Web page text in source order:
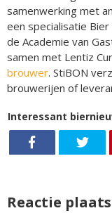
samenwerking met
een specialisatie
de Academie van
samen met Lentiz
brouwer. StiBON
brouwerijen of
Interessant
Reactie